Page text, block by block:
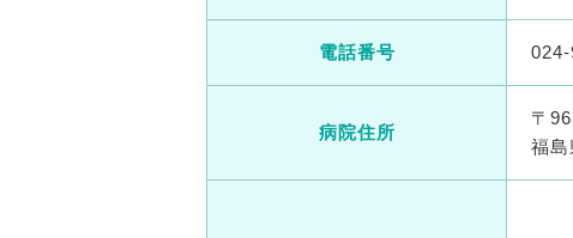
電話番号
病院住所
〒
福